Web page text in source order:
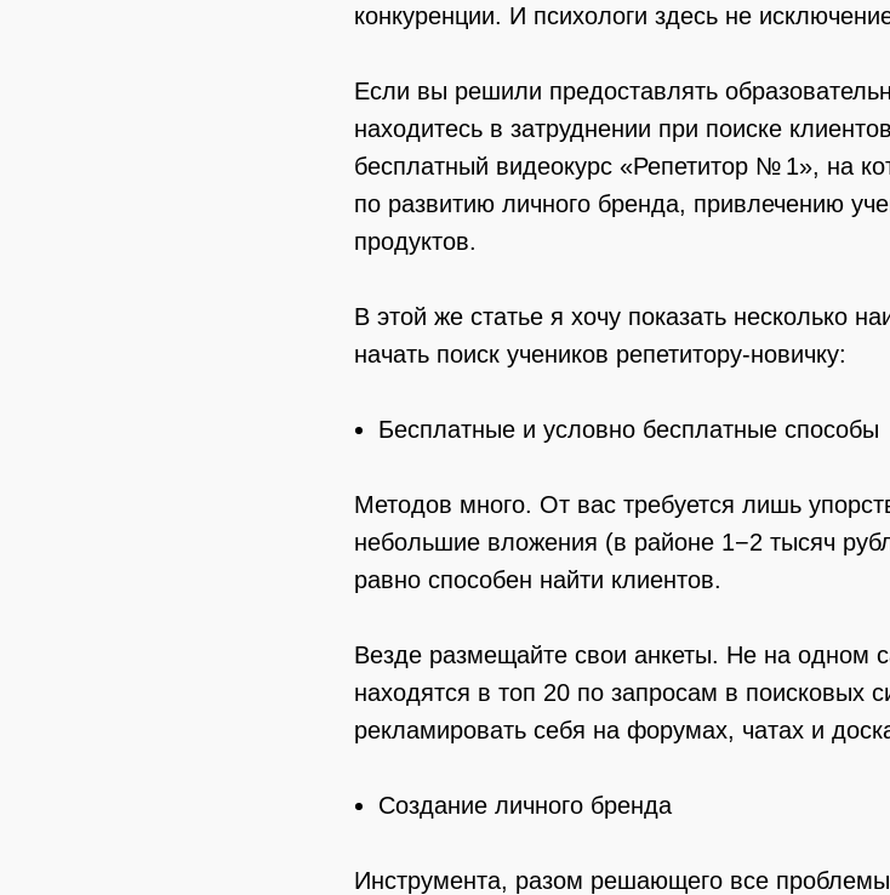
конкуренции. И психологи здесь не
Если вы решили предоставлять
находитесь в затруднении при поиске
бесплатный видеокурс «Репетитор № 1», на
по развитию личного бренда, привлечению
продуктов.
В этой же статье я хочу показать несколько
начать поиск учеников репетитору-новичку:
Бесплатные и условно бесплатные способы
Методов много. От вас требуется лишь
небольшие вложения (в районе 1−2 тысяч
равно способен найти клиентов.
Везде размещайте свои анкеты. Не на одном
находятся в топ 20 по запросам в поисковых
рекламировать себя на форумах, чатах и
Создание личного бренда
Инструмента, разом решающего все проблемы